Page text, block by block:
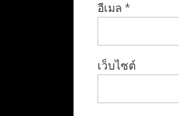
อีเมล *
เว็บไซต์